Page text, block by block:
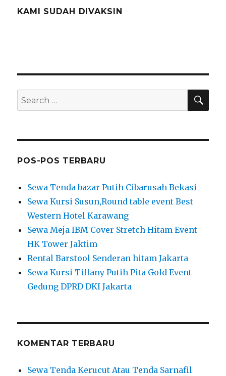
KAMI SUDAH DIVAKSIN
Search
for:
POS-POS TERBARU
Sewa Tenda bazar Putih Cibarusah Bekasi
Sewa Kursi Susun,Round table event Best
Western Hotel Karawang
Sewa Meja IBM Cover Stretch Hitam Event
HK Tower Jaktim
Rental Barstool Senderan hitam Jakarta
Sewa Kursi Tiffany Putih Pita Gold Event
Gedung DPRD DKI Jakarta
KOMENTAR TERBARU
Sewa Tenda Kerucut Atau Tenda Sarnafil